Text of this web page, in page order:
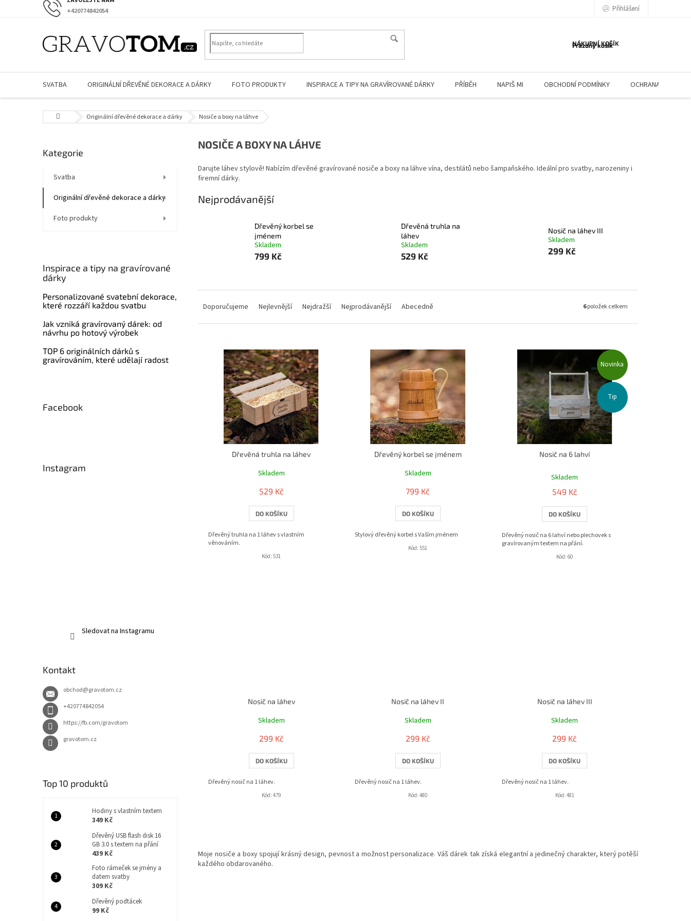
+420774842054 Přihlášení
NÁKUPNÍ KOŠÍK
Prázdný košík
SVATBA ORIGINÁLNÍ DŘEVĚNÉ DEKORACE A DÁRKY FOTO PRODUKTY INSPIRACE A TIPY NA GRAVÍROVANÉ DÁRKY PŘÍBĚH NAPIŠ MI OBCHODNÍ PODMÍNKY OCHRANA
Domů Originální dřevěné dekorace a dárky Nosiče a boxy na láhve
o
r
n
n
e
l
Přeskočit
Kategorie
Svatba
Originální dřevěné dekorace a dárky
Foto produkty
Inspirace a tipy na gravírované
dárky
Personalizované svatební dekorace,
které rozzáří každou svatbu
Jak vzniká gravírovaný dárek: od
návrhu po hotový výrobek
TOP 6 originálních dárků s
gravírováním, které udělají radost
Facebook
Instagram
Sledovat na Instagramu
Kontakt
obchod@gravotom.cz
+420774842054
https://fb.com/gravotom
gravotom.cz
Top 10 produktů
Hodiny s vlastním textem
349 Kč
Dřevěný USB flash disk 16
GB 3.0 s textem na přání
439 Kč
Foto rámeček se jmény a
datem svatby
309 Kč
Dřevěný podtácek
99 Kč
NOSIČE A BOXY NA LÁHVE
Darujte láhev stylově! Nabízím dřevěné gravírované nosiče a boxy na láhve vína, destilátů nebo šampaňského. Ideální pro svatby, narozeniny i
firemní dárky.
Nejprodávanější
Dřevěný korbel se
jménem
Skladem
799 Kč
Dřevěná truhla na
láhev
Skladem
529 Kč
Nosič na láhev III
Skladem
299 Kč
Doporučujeme Nejlevnější Nejdražší Nejprodávanější Abecedně 6položek celkem
Dřevěná truhla na láhev
Skladem
529 Kč
DO KOŠÍKU
Dřevěný truhla na 1 láhev s vlastním
věnováním.
Kód:531
Dřevěný korbel se jménem
Skladem
799 Kč
DO KOŠÍKU
Stylový dřevěný korbel s Vaším jménem
Kód:551
Novinka
Tip
Nosič na 6 lahví
hodnocení
produktu
je
5,0
z
hvězdiček.
Skladem
549 Kč
DO KOŠÍKU
Dřevěný nosič na 6 lahví nebo plechovek s
gravírovaným textem na přání.
Kód:60
Nosič na láhev
Skladem
299 Kč
DO KOŠÍKU
Dřevěný nosič na 1 láhev.
Kód:479
Nosič na láhev II
Skladem
299 Kč
DO KOŠÍKU
Dřevěný nosič na 1 láhev.
Kód:480
Nosič na láhev III
Skladem
299 Kč
DO KOŠÍKU
Dřevěný nosič na 1 láhev.
Kód: 481
v
l
Moje nosiče a boxy spojují krásný design, pevnost a možnost personalizace. Váš dárek tak získá elegantní a jedinečný charakter, který potěší
každého obdarovaného.